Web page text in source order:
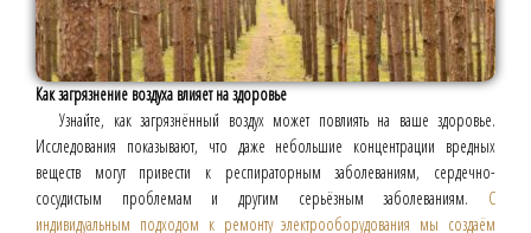
Как загрязнение воздуха влияет на здоровье
Узнайте, как загрязнённый воздух может повлиять на ваше здоровье.
Исследования показывают, что даже небольшие концентрации вредных
веществ могут привести к респираторным заболеваниям, сердечно-
сосудистым проблемам и другим серьёзным заболеваниям. С
индивидуальным подходом к ремонту электрооборудования мы создаём